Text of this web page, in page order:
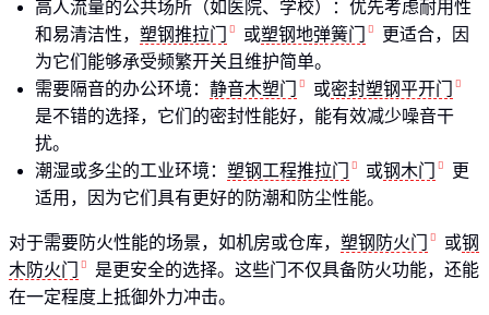
高人流量的公共场所（如医院、学校）：优先考虑耐用性
和易清洁性， 塑钢推拉门 或塑钢地弹簧门
更适合，因
为它们能够承受频繁开关且维护简单。
需要隔音的办公环境： 静音木塑门 或密封塑钢平开门
是不错的选择，它们的密封性能好，能有效减少噪音干
扰。
潮湿或多尘的工业环境： 塑钢工程推拉门 或钢木门
更
适用，因为它们具有更好的防潮和防尘性能。
对于需要防火性能的场景，如机房或仓库， 塑钢防火门 或钢
木防火门
是更安全的选择。这些门不仅具备防火功能，还能
在一定程度上抵御外力冲击。